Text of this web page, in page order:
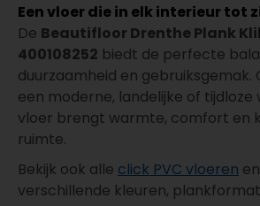
Een vloer die in elk interieur tot
De Beautifloor Drenthe Plank
400108252 biedt de perfecte
duurzaamheid en gebruiksgemak.
een moderne, landelijke of tijdloze
vloer brengt warmte, comfort en
ruimte.
Bekijk ook alle click PVC vloeren
verschillende kleuren,